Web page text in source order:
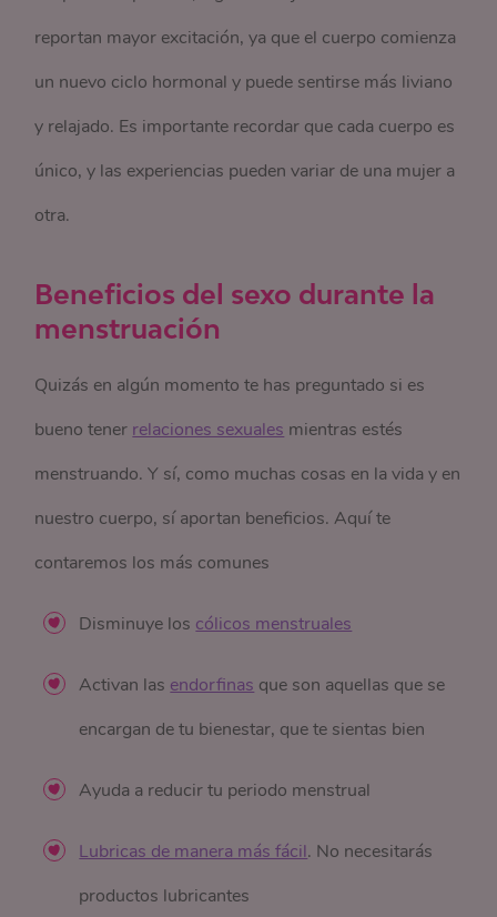
reportan mayor excitación, ya que el cuerpo comienza
un nuevo ciclo hormonal y puede sentirse más liviano
y relajado. Es importante recordar que cada cuerpo es
único, y las experiencias pueden variar de una mujer a
otra.
Beneficios del sexo durante la
menstruación
Quizás en algún momento te has preguntado si es
bueno tener relaciones sexuales mientras estés
menstruando. Y sí, como muchas cosas en la vida y en
nuestro cuerpo, sí aportan beneficios. Aquí te
contaremos los más comunes
Disminuye los cólicos menstruales
Activan las endorfinas que son aquellas que se
encargan de tu bienestar, que te sientas bien
Ayuda a reducir tu periodo menstrual
Lubricas de manera más fácil. No necesitarás
productos lubricantes